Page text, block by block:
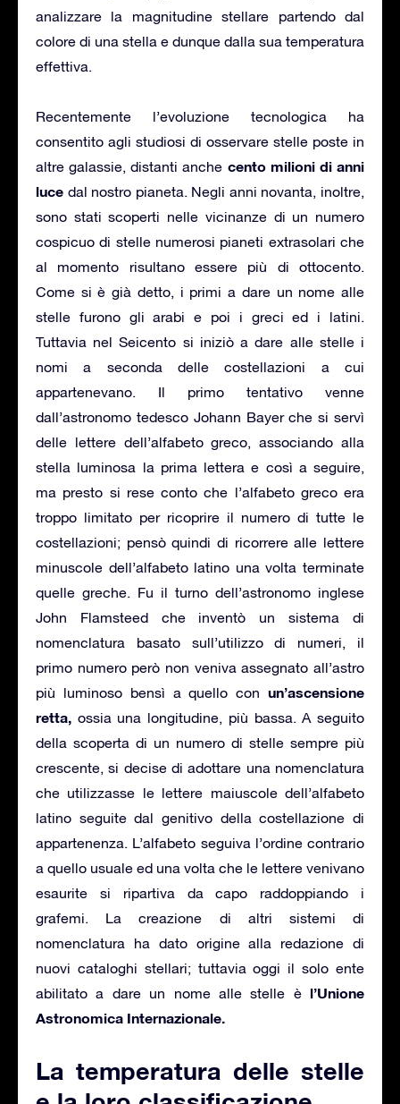
analizzare la magnitudine stellare partendo dal
colore di una stella e dunque dalla sua temperatura
effettiva.
Recentemente l’evoluzione tecnologica ha
consentito agli studiosi di osservare stelle poste in
altre galassie, distanti anche cento milioni di anni
luce dal nostro pianeta. Negli anni novanta, inoltre,
sono stati scoperti nelle vicinanze di un numero
cospicuo di stelle numerosi pianeti extrasolari che
al momento risultano essere più di ottocento.
Come si è già detto, i primi a dare un nome alle
stelle furono gli arabi e poi i greci ed i latini.
Tuttavia nel Seicento si iniziò a dare alle stelle i
nomi a seconda delle costellazioni a cui
appartenevano. Il primo tentativo venne
dall’astronomo tedesco Johann Bayer che si servì
delle lettere dell’alfabeto greco, associando alla
stella luminosa la prima lettera e così a seguire,
ma presto si rese conto che l’alfabeto greco era
troppo limitato per ricoprire il numero di tutte le
costellazioni; pensò quindi di ricorrere alle lettere
minuscole dell’alfabeto latino una volta terminate
quelle greche. Fu il turno dell’astronomo inglese
John Flamsteed che inventò un sistema di
nomenclatura basato sull’utilizzo di numeri, il
primo numero però non veniva assegnato all’astro
più luminoso bensì a quello con un’ascensione
retta, ossia una longitudine, più bassa. A seguito
della scoperta di un numero di stelle sempre più
crescente, si decise di adottare una nomenclatura
che utilizzasse le lettere maiuscole dell’alfabeto
latino seguite dal genitivo della costellazione di
appartenenza. L’alfabeto seguiva l’ordine contrario
a quello usuale ed una volta che le lettere venivano
esaurite si ripartiva da capo raddoppiando i
grafemi. La creazione di altri sistemi di
nomenclatura ha dato origine alla redazione di
nuovi cataloghi stellari; tuttavia oggi il solo ente
abilitato a dare un nome alle stelle è l’Unione
Astronomica Internazionale.
La temperatura delle stelle